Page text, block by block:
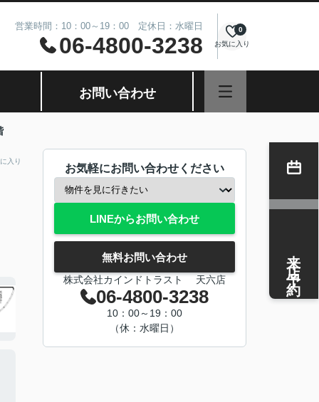
営業時間：10：00～19：00 定休日：水曜日
06-4800-3238 お気に入り
0
お問い合わせ
入り
お気軽にお問い合わせください
LINEからお問い合わせ
無料お問い合わせ
株式会社カインドトラスト 天六店
06-4800-3238
10：00～19：00
（休：水曜日）
来店予約